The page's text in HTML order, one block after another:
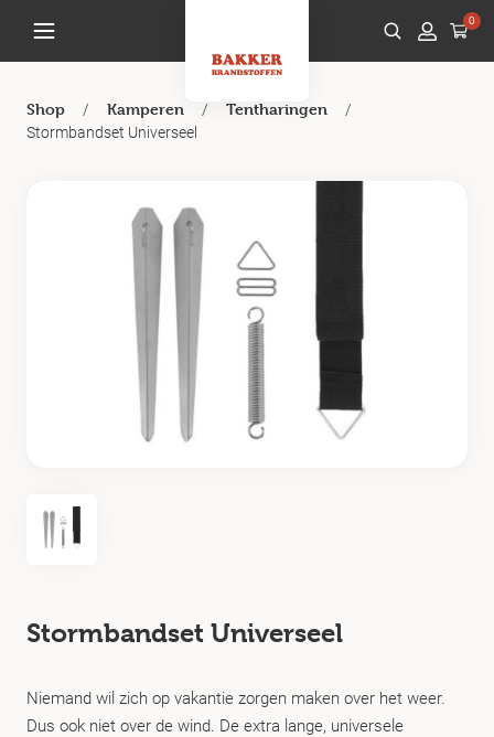
0
Shop / Kamperen / Tentharingen
/
Stormbandset Universeel
Stormbandset Universeel
Niemand wil zich op vakantie zorgen maken over het weer.
Dus ook niet over de wind. De extra lange, universele